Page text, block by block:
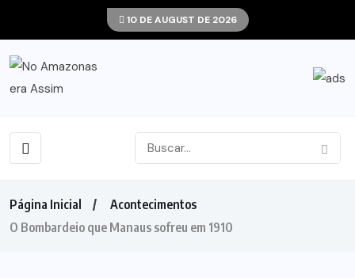
10 DE AUGUST DE 2026
Página Inicial
Acontecimentos
O Bombardeio que Manaus sofreu em 1910